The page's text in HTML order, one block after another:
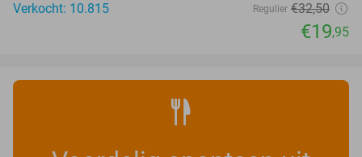
Verkocht: 10.815
Regulier €32,50
€19,95